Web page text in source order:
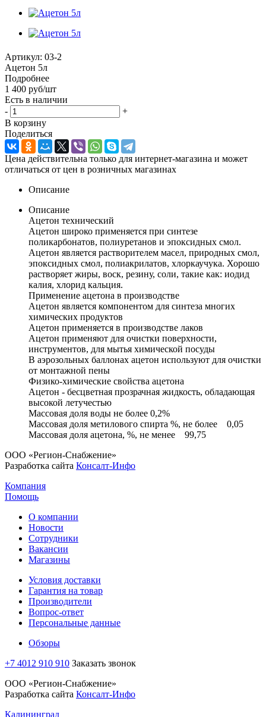
Артикул: 03-2
Ацетон 5л
Подробнее
1 400 руб/шт
Есть в наличии
-
+
В корзину
Поделиться
Цена действительна только для интернет-магазина и может
отличаться от цен в розничных магазинах
Описание
Описание
Ацетон технический
Ацетон широко применяется при синтезе
поликарбонатов, полиуретанов и эпоксидных смол.
Ацетон является растворителем масел, природных смол,
эпоксидных смол, полиакрилатов, хлоркаучука. Хорошо
растворяет жиры, воск, резину, соли, такие как: иодид
калия, хлорид кальция.
Применение ацетона в производстве
Ацетон является компонентом для синтеза многих
химических продуктов
Ацетон применяется в производстве лаков
Ацетон применяют для очистки поверхности,
инструментов, для мытья химической посуды
В аэрозольных баллонах ацетон используют для очистки
от монтажной пены
Физико-химические свойства ацетона
Ацетон - бесцветная прозрачная жидкость, обладающая
высокой летучестью
Массовая доля воды не более 0,2%
Массовая доля метилового спирта %, не более 0,05
Массовая доля ацетона, %, не менее 99,75
ООО «Регион-Снабжение»
Разработка сайта Консалт-Инфо
Компания
Помощь
О компании
Новости
Сотрудники
Вакансии
Магазины
Условия доставки
Гарантия на товар
Производители
Вопрос-ответ
Персональные данные
Обзоры
+7 4012 910 910 Заказать звонок
ООО «Регион-Снабжение»
Разработка сайта Консалт-Инфо
Калининград